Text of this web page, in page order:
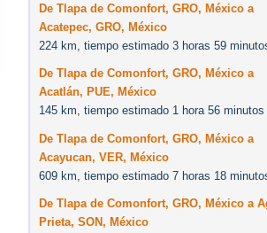
De Tlapa de Comonfort, GRO, México a
Acatepec, GRO, México
224 km, tiempo estimado 3 horas 59
De Tlapa de Comonfort, GRO, México a
Acatlán, PUE, México
145 km, tiempo estimado 1 hora 56 minutos
De Tlapa de Comonfort, GRO, México a
Acayucan, VER, México
609 km, tiempo estimado 7 horas 18
De Tlapa de Comonfort, GRO, México a
Prieta, SON, México